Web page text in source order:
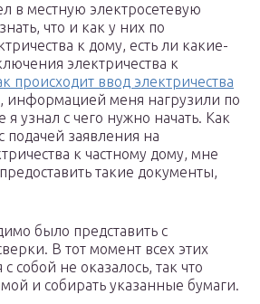
в местную электросетевую
что и как у них по
к дому, есть ли какие-
электричества к
происходит ввод электричества
информацией меня нагрузили по
я узнал с чего нужно начать. Как
подачей заявления на
к частному дому, мне
такие документы,
было представить с
В тот момент всех этих
собой не оказалось, так что
и собирать указанные бумаги.